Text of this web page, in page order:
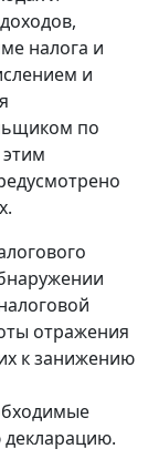
налога и
и
по
отражения
к занижению